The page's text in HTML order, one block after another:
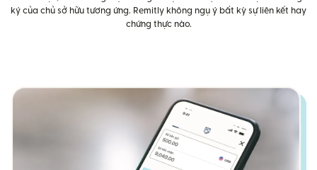
ký của chủ sở hữu tương ứng. Remitly không ngụ ý bất kỳ sự liên kết hay
chứng thực nào.